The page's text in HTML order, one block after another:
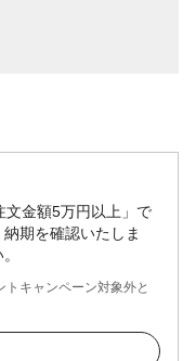
文金額5万円以上」で
期を確認いたしま
キャンペーン対象外と